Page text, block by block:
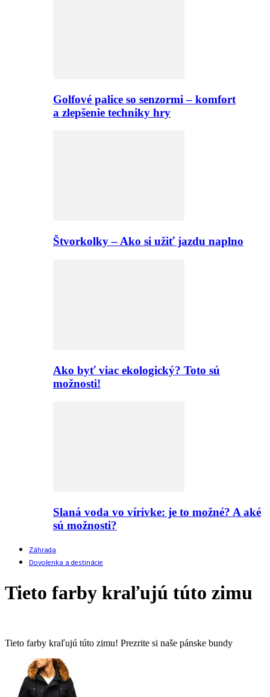
Golfové palice so senzormi – komfort
a zlepšenie techniky hry
Štvorkolky – Ako si užiť jazdu naplno
Ako byť viac ekologický? Toto sú
možnosti!
Slaná voda vo vírivke: je to možné? A aké
sú možnosti?
Záhrada
Dovolenka a destinácie
Tieto farby kraľujú túto zimu
Tieto farby kraľujú túto zimu! Prezrite si naše pánske bundy